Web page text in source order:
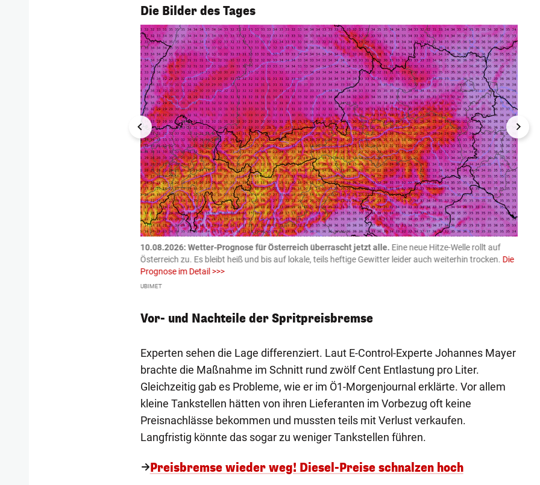
Die Bilder des Tages
1/58
10.08.2026: Wetter-Prognose für Österreich überrascht jetzt alle. Eine neue Hitze-Welle rollt auf
Österreich zu. Es bleibt heiß und bis auf lokale, teils heftige Gewitter leider auch weiterhin trocken. Die
Prognose im Detail >>>
UBIMET
Vor- und Nachteile der Spritpreisbremse
Experten sehen die Lage differenziert. Laut E-Control-Experte Johannes Mayer
brachte die Maßnahme im Schnitt rund zwölf Cent Entlastung pro Liter.
Gleichzeitig gab es Probleme, wie er im Ö1-Morgenjournal erklärte. Vor allem
kleine Tankstellen hätten von ihren Lieferanten im Vorbezug oft keine
Preisnachlässe bekommen und mussten teils mit Verlust verkaufen.
Langfristig könnte das sogar zu weniger Tankstellen führen.
Preisbremse wieder weg! Diesel-Preise schnalzen hoch